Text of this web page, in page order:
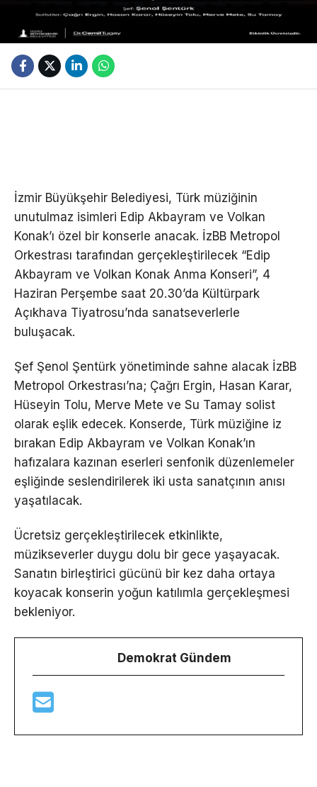
İzmir Büyükşehir Belediyesi, Türk müziğinin
unutulmaz isimleri Edip Akbayram ve Volkan
Konak’ı özel bir konserle anacak. İzBB Metropol
Orkestrası tarafından gerçekleştirilecek “Edip
Akbayram ve Volkan Konak Anma Konseri”, 4
Haziran Perşembe saat 20.30’da Kültürpark
Açıkhava Tiyatrosu’nda sanatseverlerle
buluşacak.
Şef Şenol Şentürk yönetiminde sahne alacak İzBB
Metropol Orkestrası’na; Çağrı Ergin, Hasan Karar,
Hüseyin Tolu, Merve Mete ve Su Tamay solist
olarak eşlik edecek. Konserde, Türk müziğine iz
bırakan Edip Akbayram ve Volkan Konak’ın
hafızalara kazınan eserleri senfonik düzenlemeler
eşliğinde seslendirilerek iki usta sanatçının anısı
yaşatılacak.
Ücretsiz gerçekleştirilecek etkinlikte,
müzikseverler duygu dolu bir gece yaşayacak.
Sanatın birleştirici gücünü bir kez daha ortaya
koyacak konserin yoğun katılımla gerçekleşmesi
bekleniyor.
Demokrat Gündem